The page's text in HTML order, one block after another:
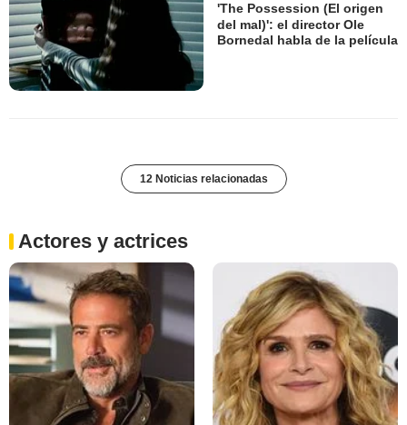
'The Possession (El origen
del mal)': el director Ole
Bornedal habla de la película
12 Noticias relacionadas
Actores y actrices